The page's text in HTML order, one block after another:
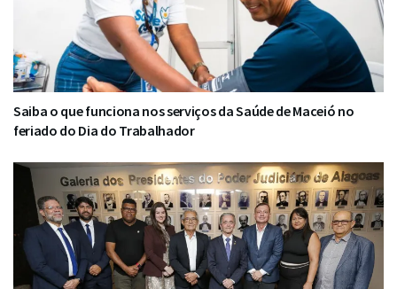
Saiba o que funciona nos serviços da Saúde de Maceió no
feriado do Dia do Trabalhador